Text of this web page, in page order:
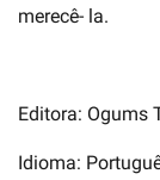
merecê- la.
Editora: Ogums
Idioma: